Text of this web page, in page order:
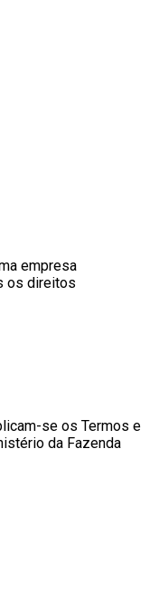
empresa
os direitos
se os Termos e
da Fazenda